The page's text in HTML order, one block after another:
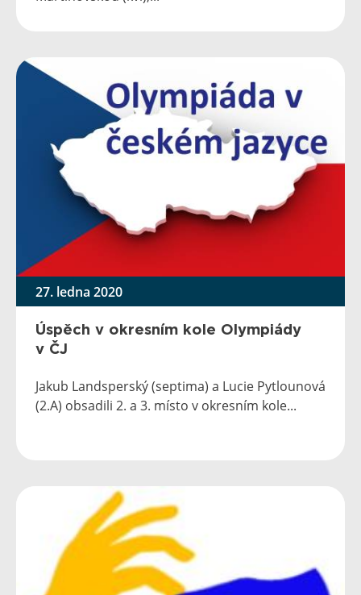
27. ledna 2020
Úspěch v okresním kole Olympiády
v ČJ
Jakub Landsperský (septima) a Lucie Pytlounová
(2.A) obsadili 2. a 3. místo v okresním kole...